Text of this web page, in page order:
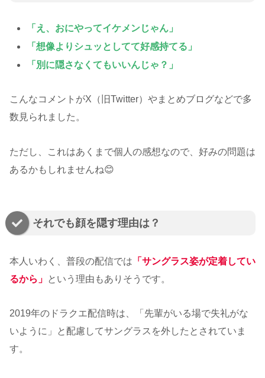
「え、おにやってイケメンじゃん」
「想像よりシュッとしてて好感持てる」
「別に隠さなくてもいいんじゃ？」
こんなコメントがX（旧Twitter）やまとめブログなどで多
数見られました。
ただし、これはあくまで個人の感想なので、好みの問題は
あるかもしれませんね😊
それでも顔を隠す理由は？
本人いわく、普段の配信では 「サングラス姿が定着してい
るから」
という理由もありそうです。
2019年のドラクエ配信時は、「先輩がいる場で失礼がな
いように」と配慮してサングラスを外したとされていま
す。